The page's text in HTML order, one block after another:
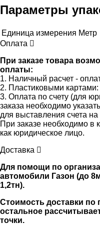
Параметры
Единица измерения Метр
Оплата
При заказе товара
оплаты:
1. Наличный расчет -
2. Пластиковыми
3. Оплата по счету (для
заказа необходимо
для выставления счета
При заказе необходимо в
как юридическое лицо.
Доставка
Для помощи по
автомобили Газон (до
1,2тн).
Стоимость доставки по
остальное
точки.